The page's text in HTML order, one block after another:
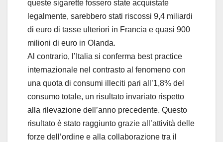
queste sigarette fossero state acquistate
legalmente, sarebbero stati riscossi 9,4 miliardi
di euro di tasse ulteriori in Francia e quasi 900
milioni di euro in Olanda.
Al contrario, l’Italia si conferma best practice
internazionale nel contrasto al fenomeno con
una quota di consumi illeciti pari all’1,8% del
consumo totale, un risultato invariato rispetto
alla rilevazione dell’anno precedente. Questo
risultato è stato raggiunto grazie all’attività delle
forze dell’ordine e alla collaborazione tra il